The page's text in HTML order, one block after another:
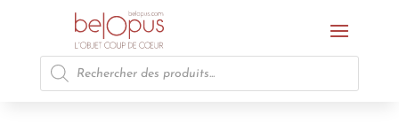
Recherche
de
produits